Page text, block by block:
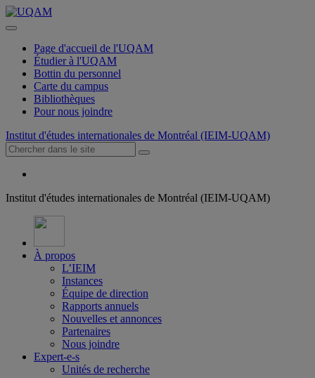
Page d'accueil de l'UQAM
Étudier à l'UQAM
Bottin du personnel
Carte du campus
Bibliothèques
Pour nous joindre
Institut d'études internationales de Montréal (IEIM-UQAM)
Institut d'études internationales de Montréal (IEIM-UQAM)
À propos
L’IEIM
Instances
Équipe de direction
Rapports annuels
Nouvelles et annonces
Partenaires
Nous joindre
Expert-e-s
Unités de recherche